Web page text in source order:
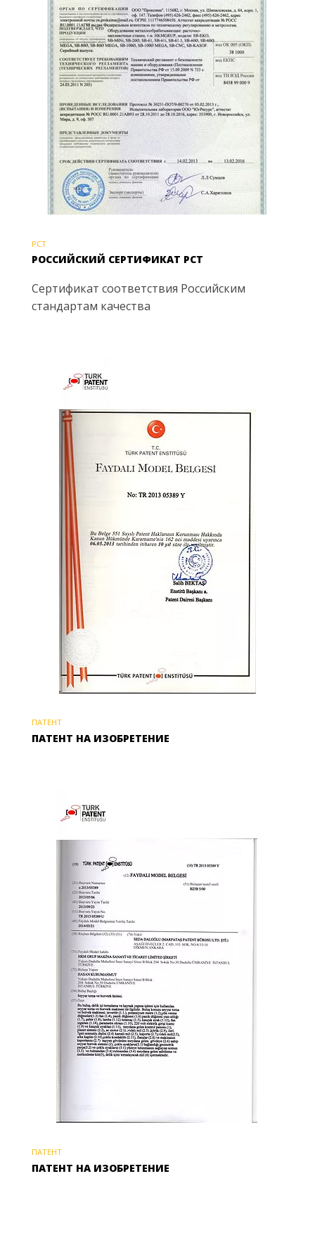
РСТ
РОССИЙСКИЙ СЕРТИФИКАТ РСТ
Сертификат соответствия Российским
стандартам качества
ПАТЕНТ
ПАТЕНТ НА ИЗОБРЕТЕНИЕ
ПАТЕНТ
ПАТЕНТ НА ИЗОБРЕТЕНИЕ